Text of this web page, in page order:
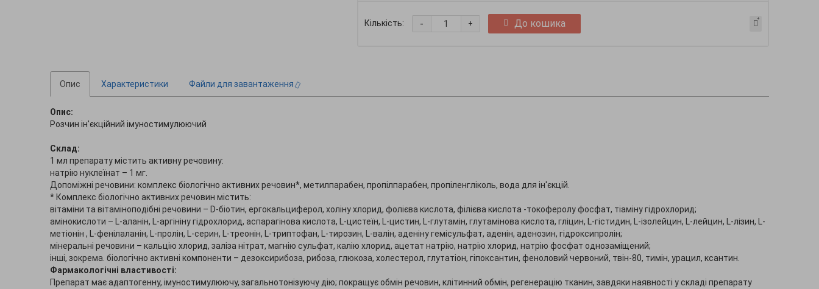
Кількість: +
- До кошика
Опис Характеристики Файли для завантаження
Опис:
Розчин ін'єкційний імуностимулюючий
Склад:
1 мл препарату містить активну речовину:
натрію нуклеїнат – 1 мг.
Допоміжні речовини: комплекс біологічно активних речовин*, метилпарабен, пропілпарабен, пропіленгліколь, вода для ін'єкцій.
* Комплекс біологічно активних речовин містить:
вітаміни та вітаміноподібні речовини – D-біотин, ергокальциферол, холіну хлорид, фолієва кислота, філієва кислота -токоферолу фосфат, тіаміну гідрохлорид;
амінокислоти – L-аланін, L-аргініну гідрохлорид, аспарагінова кислота, L-цистеїн, L-цистин, L-глутамін, глутамінова кислота, гліцин, L-гістидин, L-ізолейцин, L-лейцин, L-лізин, L-
метіонін , L-фенілаланін, L-пролін, L-серин, L-треонін, L-триптофан, L-тирозин, L-валін, аденіну гемісульфат, аденін, аденозин, гідроксипролін;
мінеральні речовини – кальцію хлорид, заліза нітрат, магнію сульфат, калію хлорид, ацетат натрію, натрію хлорид, натрію фосфат однозаміщений;
інші, зокрема. біологічно активні компоненти – дезоксирибоза, рибоза, глюкоза, холестерол, глутатіон, гіпоксантин, феноловий червоний, твін-80, тимін, урацил, ксантин.
Фармакологічні властивості:
Препарат має адаптогенну, імуностимулюючу, загальнотонізуючу дію; покращує обмін речовин, клітинний обмін, регенерацію тканин, завдяки наявності у складі препарату